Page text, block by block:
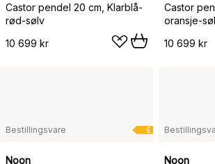
Castor pendel 20 cm, Klarblå-
rød-sølv
10 699 kr
Castor
oransje-
10 699 kr
E
Bestillingsvare
Noon
Noon